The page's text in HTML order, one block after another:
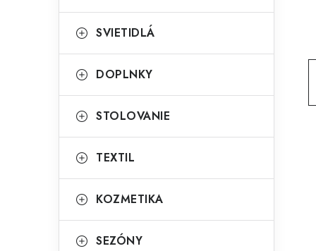
a
n
l
i
SVIETIDLÁ
DOPLNKY
STOLOVANIE
TEXTIL
KOZMETIKA
SEZÓNY